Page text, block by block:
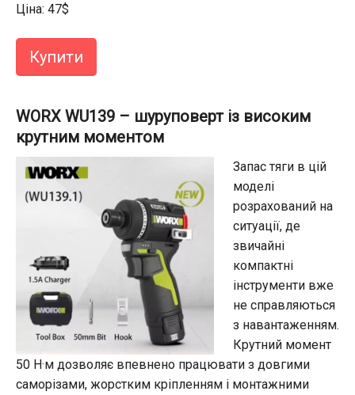
Ціна: 47$
Купити
WORX WU139 – шуруповерт із високим
крутним моментом
Запас тяги в цій
моделі
розрахований на
ситуації, де
звичайні
компактні
інструменти вже
не справляються
з навантаженням.
Крутний момент
50 Н·м дозволяє впевнено працювати з довгими
саморізами, жорстким кріпленням і монтажними